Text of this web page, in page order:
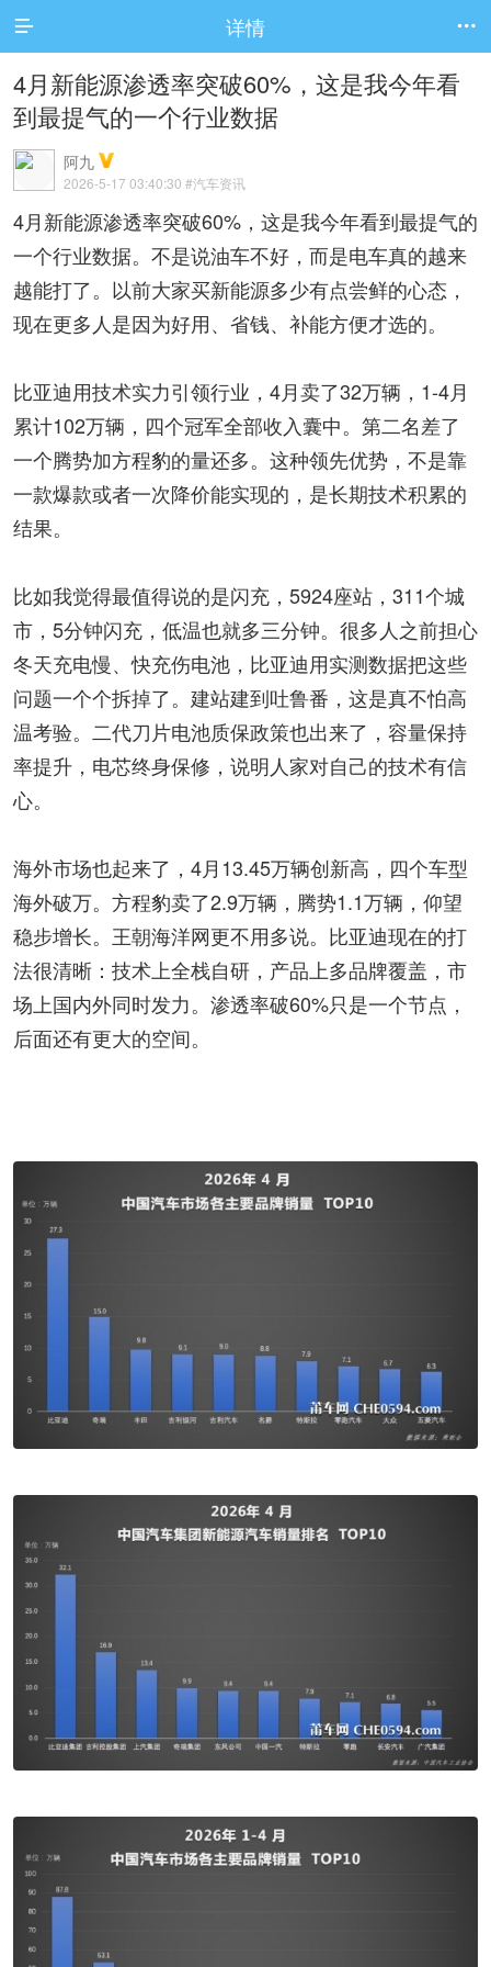
 详情 
4月新能源渗透率突破60%，这是我今年看
到最提气的一个行业数据
阿九
2026-5-17 03:40:30 #汽车资讯
4月新能源渗透率突破60%，这是我今年看到最提气的
一个行业数据。不是说油车不好，而是电车真的越来
越能打了。以前大家买新能源多少有点尝鲜的心态，
现在更多人是因为好用、省钱、补能方便才选的。
比亚迪用技术实力引领行业，4月卖了32万辆，1-4月
累计102万辆，四个冠军全部收入囊中。第二名差了
一个腾势加方程豹的量还多。这种领先优势，不是靠
一款爆款或者一次降价能实现的，是长期技术积累的
结果。
比如我觉得最值得说的是闪充，5924座站，311个城
市，5分钟闪充，低温也就多三分钟。很多人之前担心
冬天充电慢、快充伤电池，比亚迪用实测数据把这些
问题一个个拆掉了。建站建到吐鲁番，这是真不怕高
温考验。二代刀片电池质保政策也出来了，容量保持
率提升，电芯终身保修，说明人家对自己的技术有信
心。
海外市场也起来了，4月13.45万辆创新高，四个车型
海外破万。方程豹卖了2.9万辆，腾势1.1万辆，仰望
稳步增长。王朝海洋网更不用多说。比亚迪现在的打
法很清晰：技术上全栈自研，产品上多品牌覆盖，市
场上国内外同时发力。渗透率破60%只是一个节点，
后面还有更大的空间。